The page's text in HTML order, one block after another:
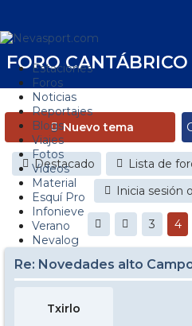
Estaciones
Foros
Noticias
Reportajes
Blogs
Viajes
Fotos
Videos
Material
Esquí Pro
Infonieve
Verano
Nevalog
FORO CANTÁBRICO
Nuevo tema
Destacado Lista de
Inicia sesión
3 4
Re: Novedades alto
Txirlo